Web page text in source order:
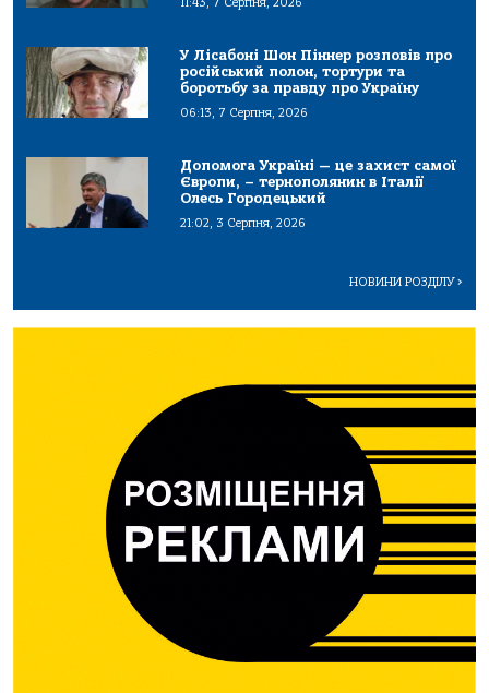
11:43, 7 Серпня, 2026
У Лісабоні Шон Піннер розповів про
російський полон, тортури та
боротьбу за правду про Україну
06:13, 7 Серпня, 2026
Допомога Україні — це захист самої
Європи, – тернополянин в Італії
Олесь Городецький
21:02, 3 Серпня, 2026
НОВИНИ РОЗДІЛУ>